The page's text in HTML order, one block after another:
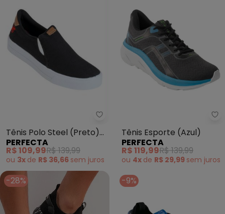
Perfecta - Tênis Polo Steel
Tênis Polo Steel (Preto)
com Elástico
PERFECTA
R$ 109,99R$ 139,99
ou 3x de R$ 36,66 sem juros
Tênis Esporte (Azul)
PERFECTA
R$ 119,99R$ 139,99
ou 4x de R$ 29,99 sem juros
-28% -9%